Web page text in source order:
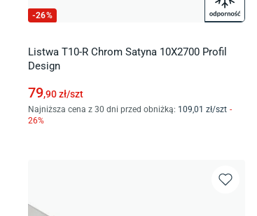
-26%
Listwa T10-R Chrom Satyna 10X2700 Profil
Design
79,90zł/szt
Najniższa cena z 30 dni przed obniżką: 109,01 zł/szt -
26%